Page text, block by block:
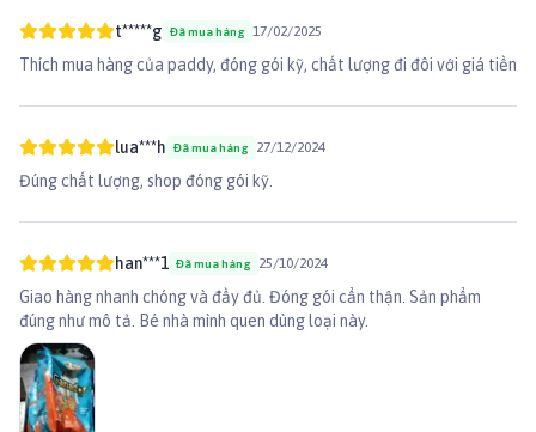
👉Xem thêm các sản phẩm khác tạiPaddy.vn
#suatamchomeo #suatamthucung #chamsocthucung #tropiclean
#suatamtropiclean #vesinh #vesinhchomeo #triveran
t*****g Đã mua hàng 17/02/2025
Thích mua hàng của paddy, đóng gói kỹ, chất lượng đi đôi với giá tiền
lua***h Đã mua hàng 27/12/2024
Đúng chất lượng, shop đóng gói kỹ.
han***1 Đã mua hàng 25/10/2024
Giao hàng nhanh chóng và đầy đủ. Đóng gói cẩn thận. Sản phẩm
đúng như mô tả. Bé nhà mình quen dùng loại này.